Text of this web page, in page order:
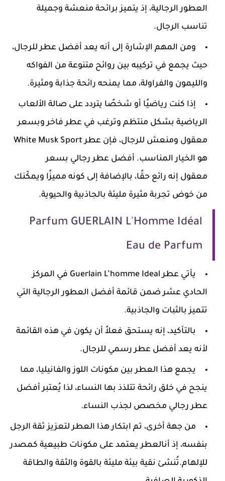
العطور الرجالية، إذ يتميز برائحة منعشة وجميلة
تناسب الرجال.
ومن المهم الإشارة إلى أنه يعد أفضل عطر للرجال،
حيث يجمع في تركيبه بين روائح متنوعة من الفواكه
والليمون والفراولة، مما يمنحه رائحة جذابة ومثيرة.
إذا كنت رياضيًا أو شخصًا يتردد على صالة الألعاب
الرياضية بشكل منتظم وترغب في عطر فاخر وبسعر
معقول ومنعش للرجال، فإن عطر White Musk Sport
هو الخيار المناسب. أفضل عطر رجالي بسعر
معقول إنه رائع حقًا، بالإضافة إلى كونه مميزًا ويمكّنك
من خوض تجربة مثيرة مليئة بالجاذبية والحيوية.
Parfum GUERLAIN L'Homme Idéal
Eau de Parfum
يأتي عطر Guerlain L’homme Ideal في المركز
الحادي عشر ضمن قائمة أفضل العطور الرجالية التي
تتميز بالثبات والجاذبية.
بالتأكيد، إنه يستحق فعلاً أن يكون في هذه القائمة
لأنه يعد أفضل عطر رسمي للرجال.
يجمع هذا العطر بين مكونات اللوز والفانيليا، مما
ينجح في خلق رائحة تتلذذ بها النساء، لذا يُعتبر أفضل
عطر رجالي مخصص لجذب النساء.
من جهة أخرى، تم ابتكار هذا العطر لتعزيز ثقة الرجل
بنفسه، إذ أنالعطر يعتمد على مكونات طبيعية كمصدر
للإلهام.تُنشئ نقية بيئة مليئة بالقوة والثقة والطاقة